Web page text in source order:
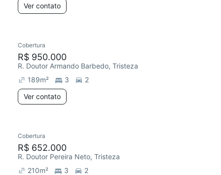
Ver contato
Redecorar
Cobertura
R$ 950.000
R. Doutor Armando Barbedo, Tristeza
189m² 3
2
Ver contato
Chegou este mês
Cobertura
R$ 652.000
R. Doutor Pereira Neto, Tristeza
210m² 3
2